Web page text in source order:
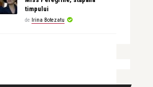
timpului
de Irina Botezatu